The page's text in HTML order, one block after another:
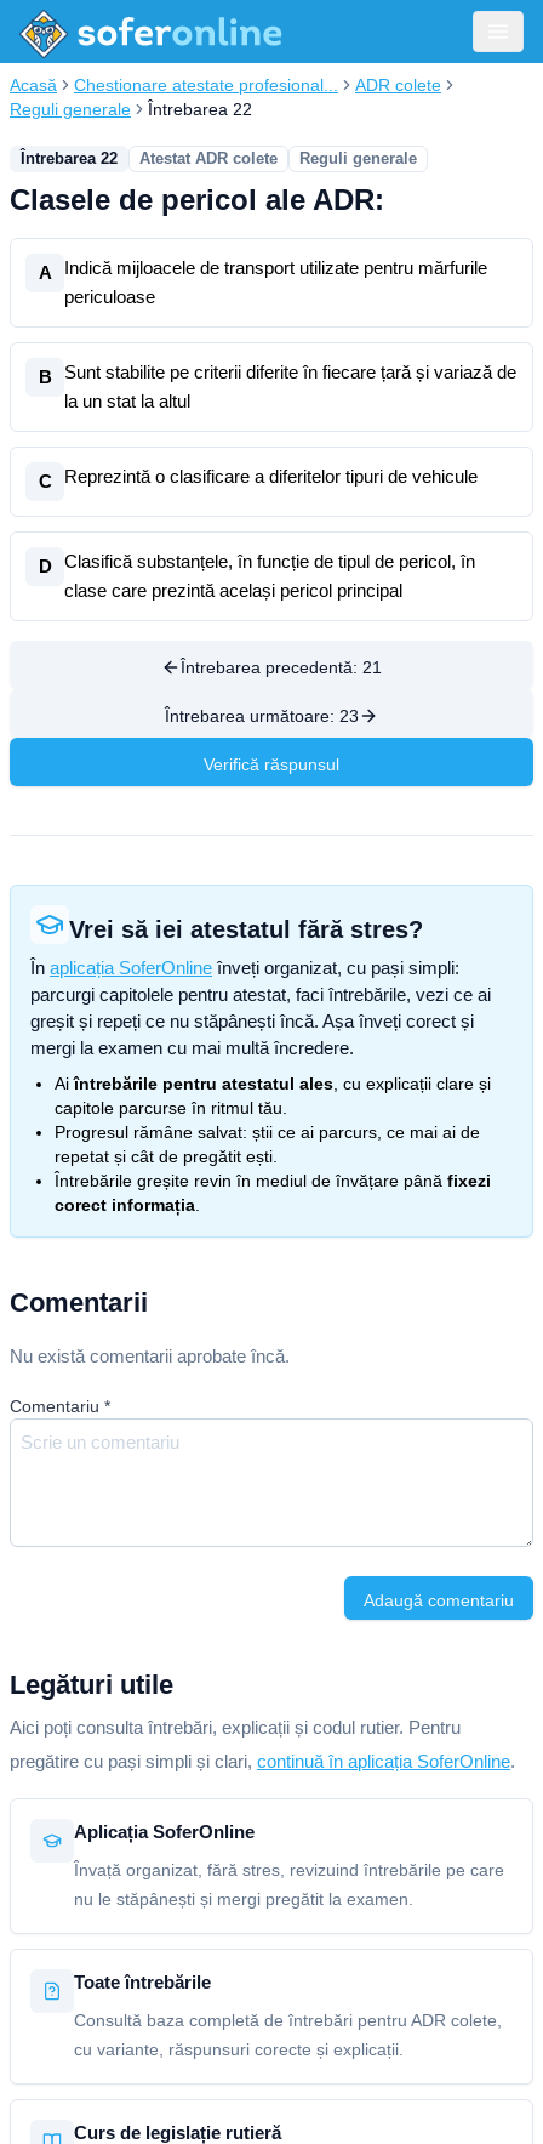
Acasă Chestionare atestate profesional...
ADR colete
Reguli generale
Întrebarea 22
Întrebarea 22 Atestat ADR colete Reguli generale
Clasele de pericol ale ADR:
A
Indică mijloacele de transport utilizate pentru mărfurile
periculoase
B
Sunt stabilite pe criterii diferite în fiecare țară și variază de
la un stat la altul
C Reprezintă o clasificare a diferitelor tipuri de vehicule
D
Clasifică substanțele, în funcție de tipul de pericol, în
clase care prezintă același pericol principal
Întrebarea precedentă: 21
Întrebarea următoare: 23
Verifică răspunsul
Vrei să iei atestatul fără stres?
În aplicația SoferOnline înveți organizat, cu pași simpli:
parcurgi capitolele pentru atestat, faci întrebările, vezi ce ai
greșit și repeți ce nu stăpânești încă. Așa înveți corect și
mergi la examen cu mai multă încredere.
Aiîntrebările pentru atestatul ales , cu explicații clare și
capitole parcurse în ritmul tău.
Progresul rămâne salvat: știi ce ai parcurs, ce mai ai de
repetat și cât de pregătit ești.
Întrebările greșite revin în mediul de învățare până fixezi
corect informația
Comentarii
Nu există comentarii aprobate încă.
Comentariu *
Adaugă comentariu
Legături utile
Aici poți consulta întrebări, explicații și codul rutier. Pentru
pregătire cu pași simpli și clari, continuă în aplicația SoferOnline.
Aplicația SoferOnline
Învață organizat, fără stres, revizuind întrebările pe care
nu le stăpânești și mergi pregătit la examen.
Toate întrebările
Consultă baza completă de întrebări pentru ADR colete,
cu variante, răspunsuri corecte și explicații.
Curs de legislație rutieră